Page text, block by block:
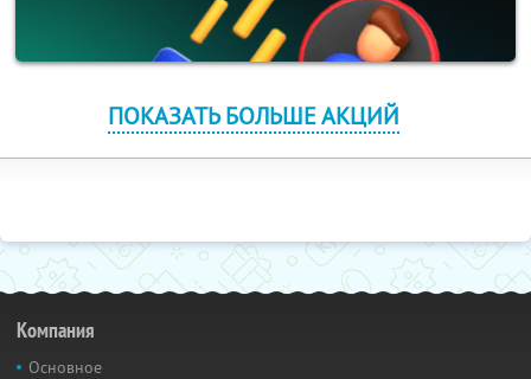
ПОКАЗАТЬ БОЛЬШЕ АКЦИЙ
Компания
Основное